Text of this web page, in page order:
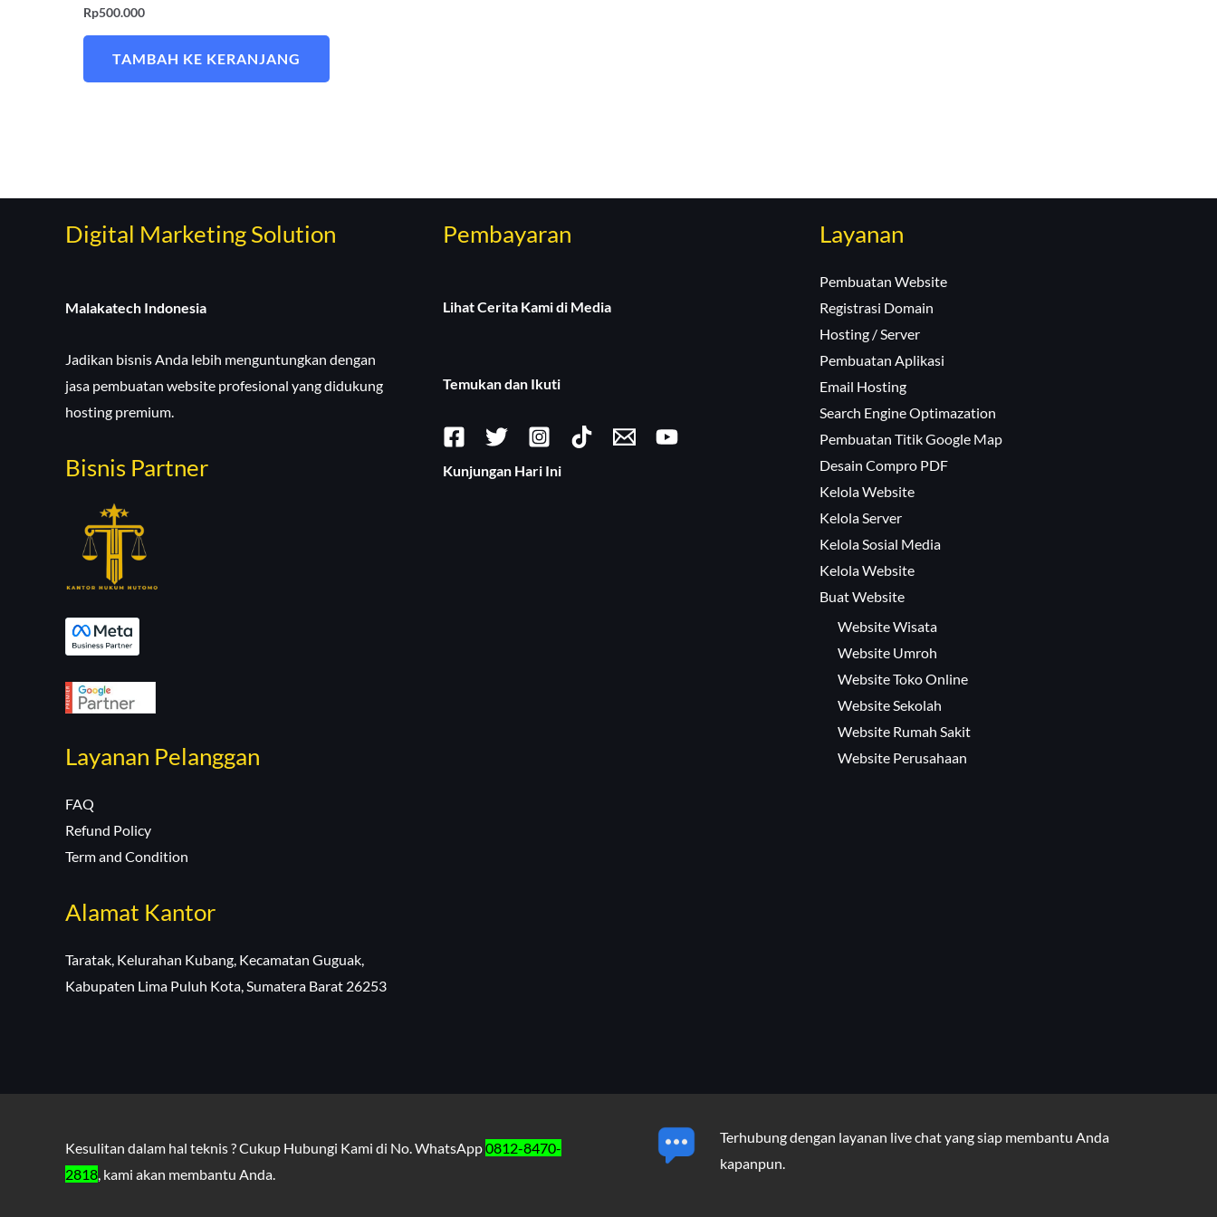
Rp500.000
TAMBAH KE KERANJANG
Digital Marketing Solution
Malakatech Indonesia
Jadikan bisnis Anda lebih menguntungkan dengan
jasa pembuatan website profesional yang didukung
hosting premium.
Bisnis Partner
Layanan Pelanggan
FAQ
Refund Policy
Term and Condition
Alamat Kantor
Taratak, Kelurahan Kubang, Kecamatan Guguak,
Kabupaten Lima Puluh Kota, Sumatera Barat 26253
Pembayaran
Lihat Cerita Kami di Media
Temukan dan Ikuti
Kunjungan Hari Ini
Layanan
Pembuatan Website
Registrasi Domain
Hosting / Server
Pembuatan Aplikasi
Email Hosting
Search Engine Optimazation
Pembuatan Titik Google Map
Desain Compro PDF
Kelola Website
Kelola Server
Kelola Sosial Media
Kelola Website
Buat Website
Website Wisata
Website Umroh
Website Toko Online
Website Sekolah
Website Rumah Sakit
Website Perusahaan
Kesulitan dalam hal teknis ? Cukup Hubungi Kami di No. WhatsApp0812-8470-
2818, kami akan membantu Anda.
Terhubung dengan layanan live chat yang siap membantu Anda
kapanpun.